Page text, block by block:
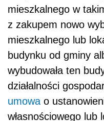
mieszkalnego w
z zakupem nowo
mieszkalnego lub
budynku od gminy
wybudowała ten
działalności
umowa o
własnościowego lub